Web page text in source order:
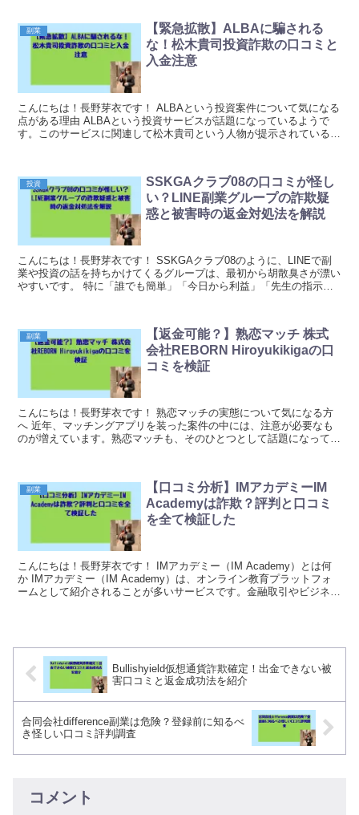
副業
【緊急拡散】ALBAに騙される
な！松木貴司投資詐欺の口コミと
入金注意
こんにちは！長野芽衣です！ ALBAという投資案件について気になる
点がある理由 ALBAという投資サービスが話題になっているようで
す。このサービスに関連して松木貴司という人物が提示されているよ
投資
SSKGAクラブ08の口コミが怪し
い？LINE副業グループの詐欺疑
惑と被害時の返金対処法を解説
こんにちは！長野芽衣です！ SSKGAクラブ08のように、LINEで副
業や投資の話を持ちかけてくるグループは、最初から胡散臭さが漂い
やすいです。 特に「誰でも簡単」「今日から利益」「先生の指示通
副業
【返金可能？】熟恋マッチ 株式
会社REBORN Hiroyukikigaの口
コミを検証
こんにちは！長野芽衣です！ 熟恋マッチの実態について気になる方
へ 近年、マッチングアプリを装った案件の中には、注意が必要なも
のが増えています。熟恋マッチも、そのひとつとして話題になってい
副業
【口コミ分析】IMアカデミーIM
Academyは詐欺？評判と口コミ
を全て検証した
こんにちは！長野芽衣です！ IMアカデミー（IM Academy）とは何
か IMアカデミー（IM Academy）は、オンライン教育プラットフォ
ームとして紹介されることが多いサービスです。金融取引やビジネス
Bullishyield仮想通貨詐欺確定！出金できない被
害口コミと返金成功法を紹介
合同会社difference副業は危険？登録前に知るべ
き怪しい口コミ評判調査
コメント